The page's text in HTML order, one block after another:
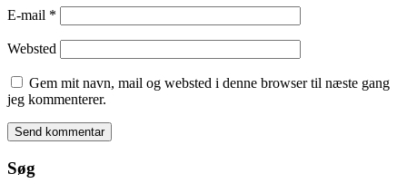
E-mail *
Websted
Gem mit navn, mail og websted i denne browser til næste gang
jeg kommenterer.
Søg